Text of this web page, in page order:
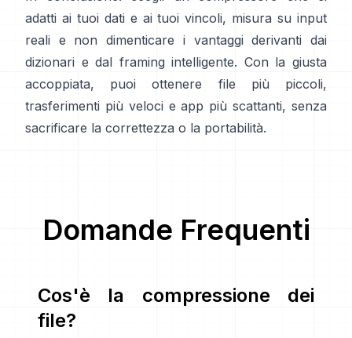
adatti ai tuoi dati e ai tuoi vincoli, misura su input
reali e non dimenticare i vantaggi derivanti dai
dizionari e dal framing intelligente. Con la giusta
accoppiata, puoi ottenere file più piccoli,
trasferimenti più veloci e app più scattanti, senza
sacrificare la correttezza o la portabilità.
Domande Frequenti
Cos'è la compressione dei
file?